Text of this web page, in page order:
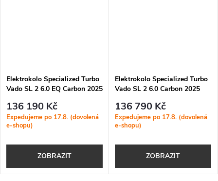
Elektrokolo Specialized Turbo
Vado SL 2 6.0 EQ Carbon 2025
Obsidian Frost
136 190 Kč
Expedujeme po 17.8. (dovolená
e-shopu)
ZOBRAZIT
Elektrokolo Specialized Turbo
Vado SL 2 6.0 Carbon 2025
Obsidian Frost
136 790 Kč
Expedujeme po 17.8. (dovolená
e-shopu)
ZOBRAZIT